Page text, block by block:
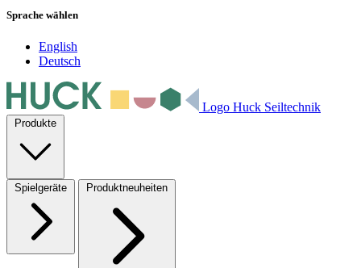
Sprache wählen
English
Deutsch
Logo Huck Seiltechnik
Produkte
Spielgeräte Produktneuheiten